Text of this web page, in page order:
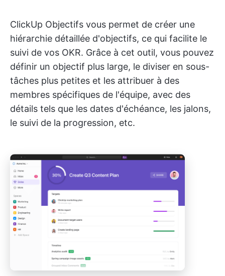
ClickUp Objectifs vous permet de créer une
hiérarchie détaillée d'objectifs, ce qui facilite le
suivi de vos OKR. Grâce à cet outil, vous pouvez
définir un objectif plus large, le diviser en sous-
tâches plus petites et les attribuer à des
membres spécifiques de l'équipe, avec des
détails tels que les dates d'échéance, les jalons,
le suivi de la progression, etc.